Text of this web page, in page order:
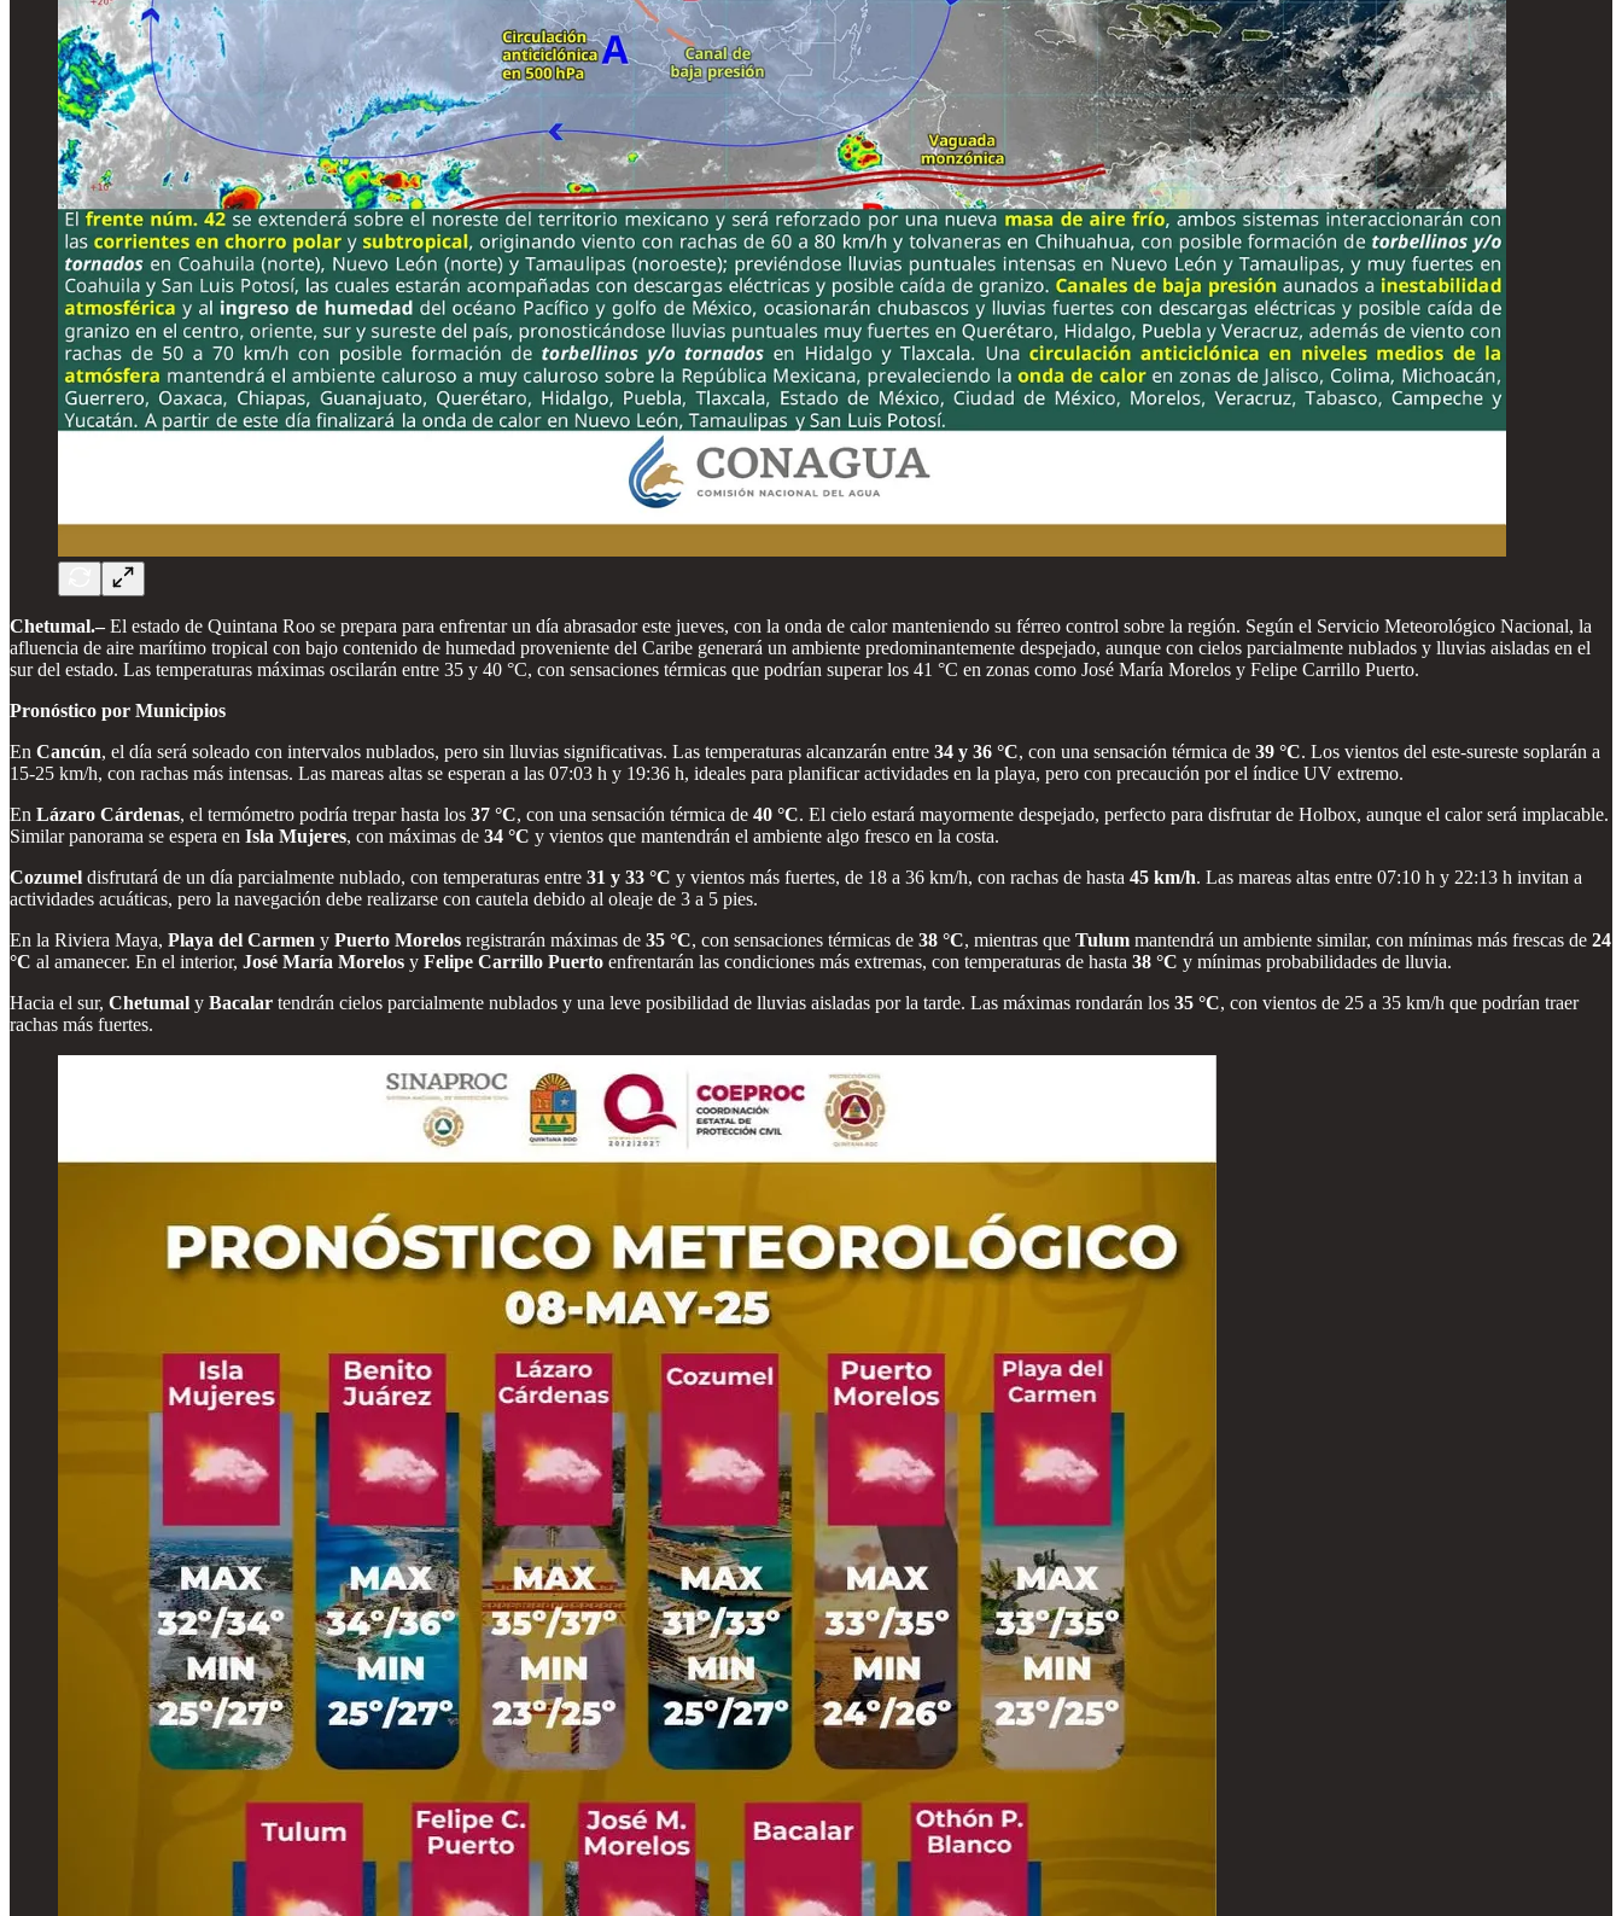
Chetumal.–El estado de Quintana Roo se prepara para enfrentar un día abrasador este jueves, con la onda de calor manteniendo su férreo control sobre la región. Según el Servicio Meteorológico Nacional, la
afluencia de aire marítimo tropical con bajo contenido de humedad proveniente del Caribe generará un ambiente predominantemente despejado, aunque con cielos parcialmente nublados y lluvias aisladas en el
sur del estado. Las temperaturas máximas oscilarán entre 35 y 40 °C, con sensaciones térmicas que podrían superar los 41 °C en zonas como José María Morelos y Felipe Carrillo Puerto.
Pronóstico por Municipios
En Cancún, el día será soleado con intervalos nublados, pero sin lluvias significativas. Las temperaturas alcanzarán entre 34 y 36 °C, con una sensación térmica de 39 °C. Los vientos del este-sureste soplarán a
15-25 km/h, con rachas más intensas. Las mareas altas se esperan a las 07:03 h y 19:36 h, ideales para planificar actividades en la playa, pero con precaución por el índice UV extremo.
En Lázaro Cárdenas, el termómetro podría trepar hasta los 37 °C, con una sensación térmica de 40 °C. El cielo estará mayormente despejado, perfecto para disfrutar de Holbox, aunque el calor será implacable.
Similar panorama se espera en Isla Mujeres, con máximas de 34 °C y vientos que mantendrán el ambiente algo fresco en la costa.
Cozumel disfrutará de un día parcialmente nublado, con temperaturas entre 31 y 33 °C y vientos más fuertes, de 18 a 36 km/h, con rachas de hasta 45 km/h. Las mareas altas entre 07:10 h y 22:13 h invitan a
actividades acuáticas, pero la navegación debe realizarse con cautela debido al oleaje de 3 a 5 pies.
En la Riviera Maya, Playa del Carmen y Puerto Morelos registrarán máximas de 35 °C, con sensaciones térmicas de 38 °C, mientras que Tulum mantendrá un ambiente similar, con mínimas más frescas de 24
°C al amanecer. En el interior, José María Morelos y Felipe Carrillo Puerto enfrentarán las condiciones más extremas, con temperaturas de hasta 38 °C y mínimas probabilidades de lluvia.
Hacia el sur, Chetumal y Bacalar tendrán cielos parcialmente nublados y una leve posibilidad de lluvias aisladas por la tarde. Las máximas rondarán los 35 °C, con vientos de 25 a 35 km/h que podrían traer
rachas más fuertes.